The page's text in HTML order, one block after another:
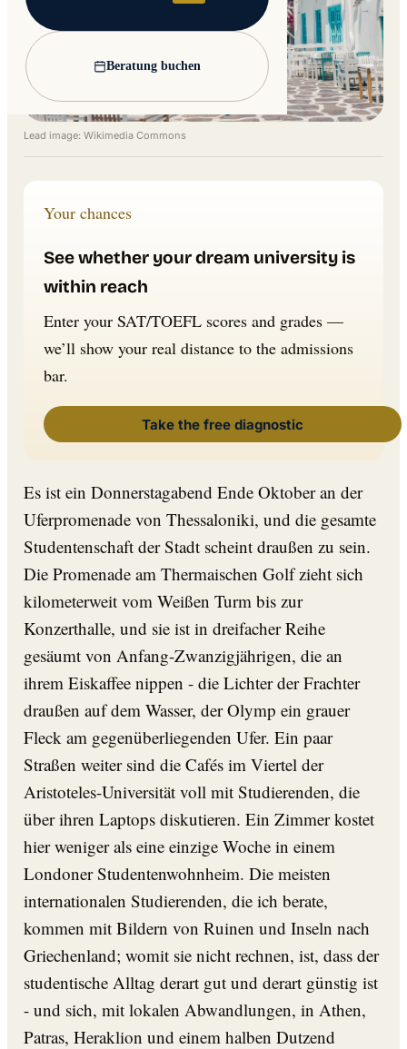
Beratung buchen
Lead image: Wikimedia Commons
Your chances
See whether your dream university is
within reach
Enter your SAT/TOEFL scores and grades —
we’ll show your real distance to the admissions
bar.
Take the free diagnostic
Es ist ein Donnerstagabend Ende Oktober an der
Uferpromenade von Thessaloniki, und die gesamte
Studentenschaft der Stadt scheint draußen zu sein.
Die Promenade am Thermaischen Golf zieht sich
kilometerweit vom Weißen Turm bis zur
Konzerthalle, und sie ist in dreifacher Reihe
gesäumt von Anfang-Zwanzigjährigen, die an
ihrem Eiskaffee nippen - die Lichter der Frachter
draußen auf dem Wasser, der Olymp ein grauer
Fleck am gegenüberliegenden Ufer. Ein paar
Straßen weiter sind die Cafés im Viertel der
Aristoteles-Universität voll mit Studierenden, die
über ihren Laptops diskutieren. Ein Zimmer kostet
hier weniger als eine einzige Woche in einem
Londoner Studentenwohnheim. Die meisten
internationalen Studierenden, die ich berate,
kommen mit Bildern von Ruinen und Inseln nach
Griechenland; womit sie nicht rechnen, ist, dass der
studentische Alltag derart gut und derart günstig ist
- und sich, mit lokalen Abwandlungen, in Athen,
Patras, Heraklion und einem halben Dutzend